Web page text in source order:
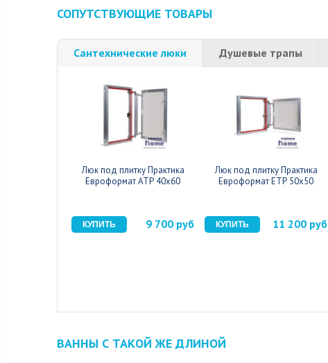
СОПУТСТВУЮЩИЕ ТОВАРЫ
Сантехнические люки Душевые трапы
Люк под плитку Практика
Евроформат АТР 40x60
9 700 руб
Люк под плитку Практика
Евроформат ЕТР 50x50
11 200 руб
ВАННЫ С ТАКОЙ ЖЕ ДЛИНОЙ